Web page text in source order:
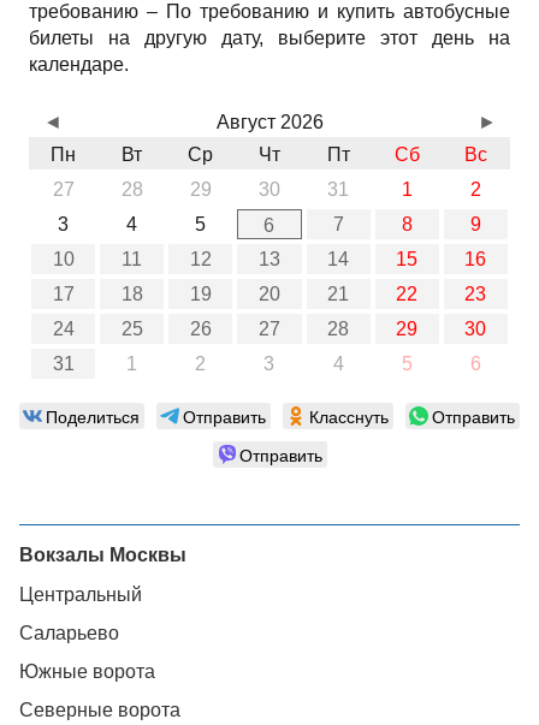
требованию – По требованию и купить автобусные
билеты на другую дату, выберите этот день на
календаре.
Август 2026
Пн
Вт Ср Чт Пт Сб
Вс
27
28 29 30 31 1
2
3
4 5 6 7 8
9
10
11 12 13 14 15
16
17
18 19 20 21 22
23
24
25 26 27 28 29
30
31
1 2 3 4 5 6
◄ ►
Поделиться Отправить Класснуть
Отправить
Отправить
Вокзалы Москвы
Центральный
Саларьево
Южные ворота
Северные ворота